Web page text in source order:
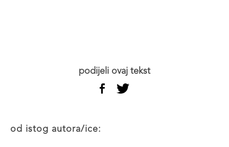
podijeli ovaj tekst
od istog autora/ice: